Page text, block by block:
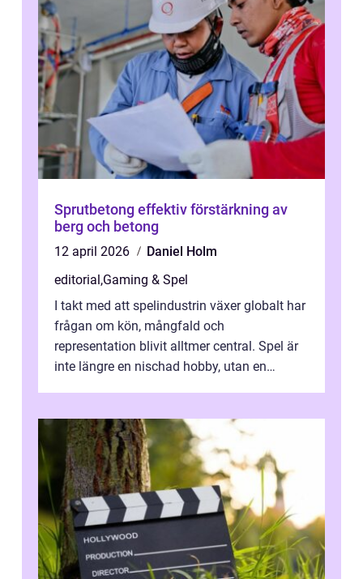
Sprutbetong effektiv förstärkning av
berg och betong
12 april 2026
Daniel Holm
editorial,Gaming & Spel
I takt med att spelindustrin växer globalt har
frågan om kön, mångfald och
representation blivit alltmer central. Spel är
inte längre en nischad hobby, utan en